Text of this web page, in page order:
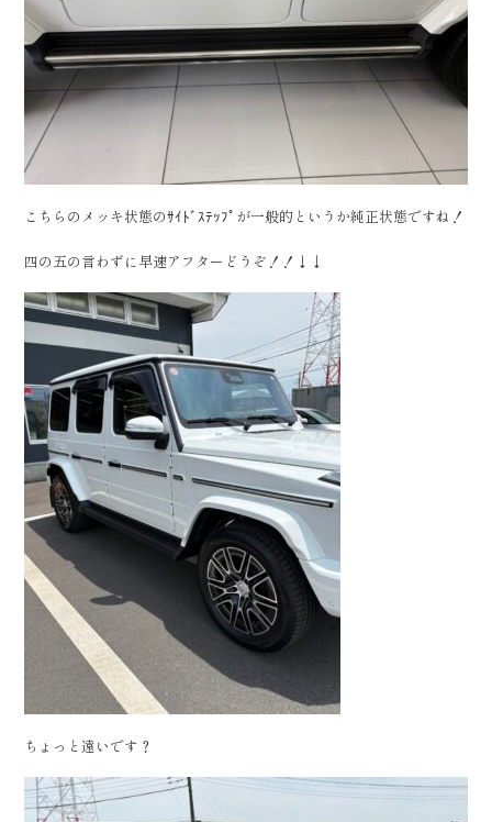
こちらのメッキ状態のｻｲﾄﾞｽﾃｯﾌﾟが一般的というか純正状態ですね！
四の五の言わずに早速アフターどうぞ！！↓↓
ちょっと遠いです？